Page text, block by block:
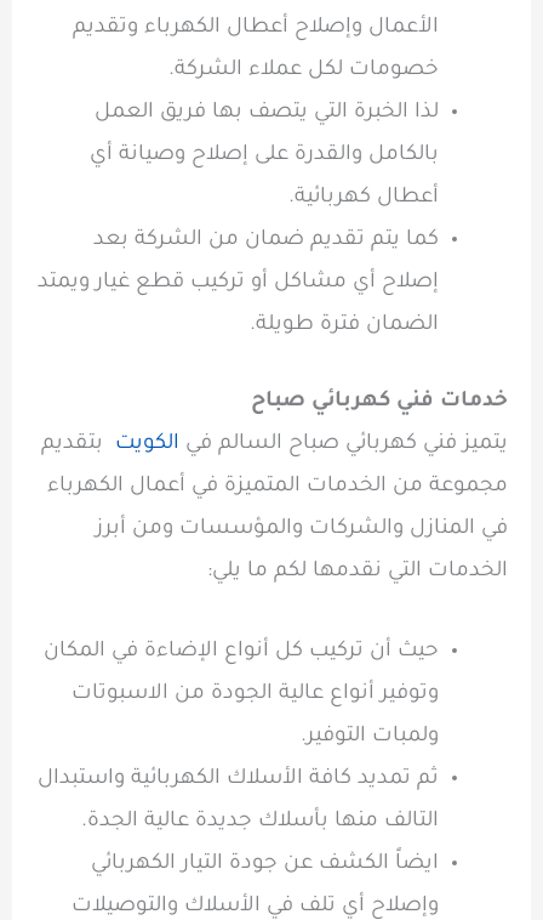
الأعمال وإصلاح أعطال الكهرباء وتقديم
خصومات لكل عملاء الشركة.
لذا الخبرة التي يتصف بها فريق العمل
بالكامل والقدرة على إصلاح وصيانة أي
أعطال كهربائية.
كما يتم تقديم ضمان من الشركة بعد
إصلاح أي مشاكل أو تركيب قطع غيار ويمتد
الضمان فترة طويلة.
خدمات فني كهربائي صباح
يتميز فني كهربائي صباح السالم في الكويت
بتقديم
مجموعة من الخدمات المتميزة في أعمال الكهرباء
في المنازل والشركات والمؤسسات ومن أبرز
الخدمات التي نقدمها لكم ما يلي:
حيث أن تركيب كل أنواع الإضاءة في المكان
وتوفير أنواع عالية الجودة من الاسبوتات
ولمبات التوفير.
ثم تمديد كافة الأسلاك الكهربائية واستبدال
التالف منها بأسلاك جديدة عالية الجدة.
ايضاً الكشف عن جودة التيار الكهربائي
وإصلاح أي تلف في الأسلاك والتوصيلات